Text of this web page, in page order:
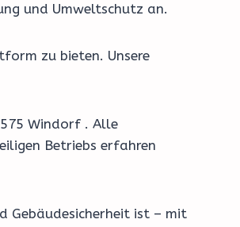
und Umweltschutz an.
zu bieten. Unsere
Windorf . Alle
Betriebs erfahren
Gebäudesicherheit ist – mit